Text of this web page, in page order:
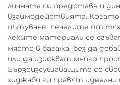
личната си представа и
взаимодействията. Когато
пътуване, печелите от
леките материали се
място в багажа, без да
или да изискват много
Бързоизсушаващите се
хиджаби ги правят